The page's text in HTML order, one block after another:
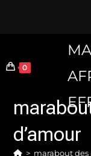
0
d’amour
> marabout des